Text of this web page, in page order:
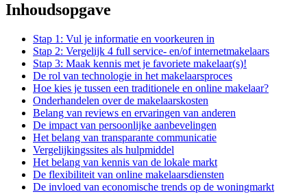
Inhoudsopgave
Stap 1: Vul je informatie en voorkeuren in
Stap 2: Vergelijk 4 full service- en/of internetmakelaars
Stap 3: Maak kennis met je favoriete makelaar(s)!
De rol van technologie in het makelaarsproces
Hoe kies je tussen een traditionele en online makelaar?
Onderhandelen over de makelaarskosten
Belang van reviews en ervaringen van anderen
De impact van persoonlijke aanbevelingen
Het belang van transparante communicatie
Vergelijkingssites als hulpmiddel
Het belang van kennis van de lokale markt
De flexibiliteit van online makelaarsdiensten
De invloed van economische trends op de woningmarkt